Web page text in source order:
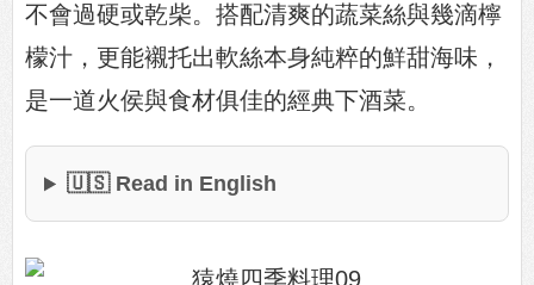
不會過硬或乾柴。搭配清爽的蔬菜絲與幾滴檸
檬汁，更能襯托出軟絲本身純粹的鮮甜海味，
是一道火侯與食材俱佳的經典下酒菜。
🇺🇸 Read in English